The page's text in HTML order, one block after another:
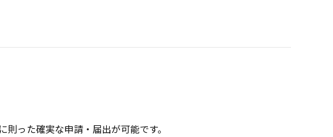
った確実な申請・届出が可能です。